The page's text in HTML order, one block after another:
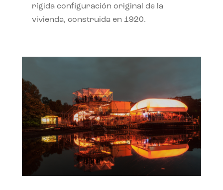
rígida configuración original de la
vivienda, construida en 1920.